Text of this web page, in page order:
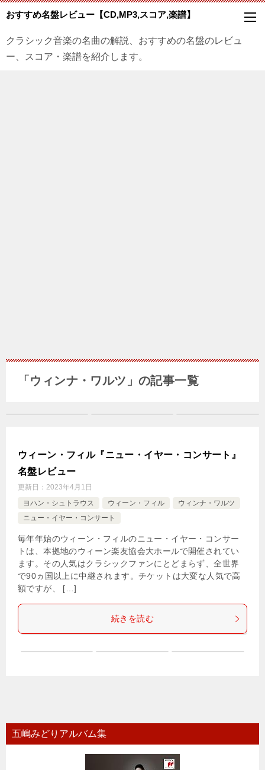
おすすめ名盤レビュー【CD,MP3,スコア,楽譜】
クラシック音楽の名曲の解説、おすすめの名盤のレビュ
ー、スコア・楽譜を紹介します。
「ウィンナ・ワルツ」の記事一覧
ウィーン・フィル『ニュー・イヤー・コンサート』
名盤レビュー
更新日： 2023年4月1日
ヨハン・シュトラウス
ウィーン・フィル
ウィンナ・ワルツ
ニュー・イヤー・コンサート
毎年年始のウィーン・フィルのニュー・イヤー・コンサー
トは、本拠地のウィーン楽友協会大ホールで開催されてい
ます。その人気はクラシックファンにとどまらず、全世界
で90ヵ国以上に中継されます。チケットは大変な人気で高
額ですが、 […]
続きを読む
五嶋みどりアルバム集